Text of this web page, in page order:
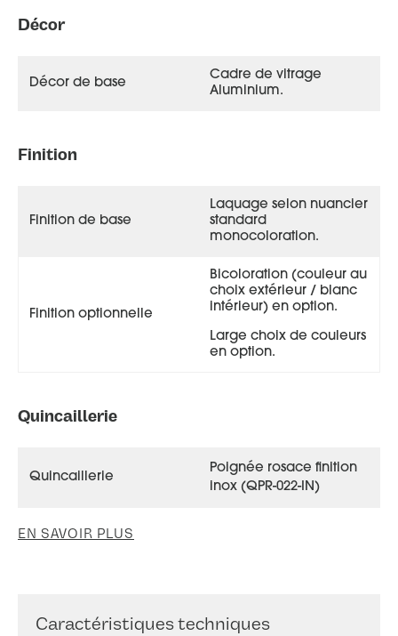
Napali 68+ face extérieure, gris 7016 satiné
Caractéristiques techniques
Décor
Décor de base
Cadre de vitrage
Aluminium.
Finition
Finition de base
Laquage selon nuancier
standard
monocoloration.
Finition optionnelle
Bicoloration (couleur au
choix extérieur / blanc
intérieur) en option.
Large choix de couleurs
en option.
Quincaillerie
Quincaillerie
Poignée rosace finition
inox (QPR-022-IN)
EN SAVOIR PLUS